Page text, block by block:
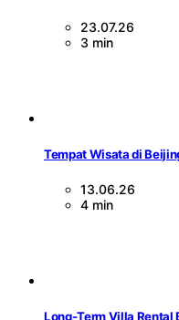
23.07.26
3 min
Tempat Wisata di
13.06.26
4 min
Long-Term Villa Rental